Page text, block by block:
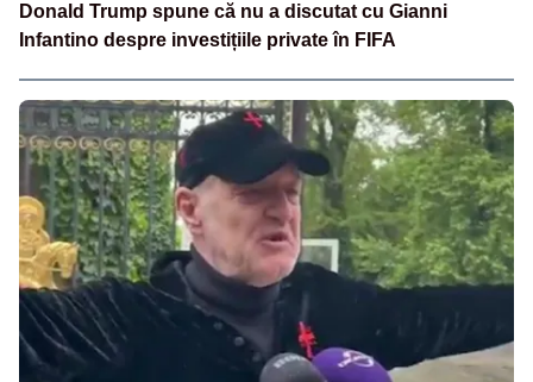
Donald Trump spune că nu a discutat cu Gianni
Infantino despre investițiile private în FIFA